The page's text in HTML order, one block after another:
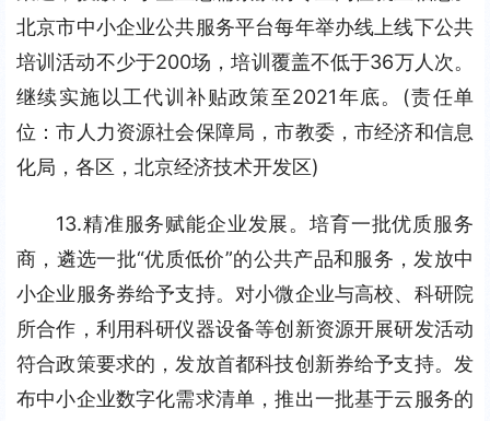
北京市中小企业公共服务平台每年举办线上线下公共
培训活动不少于200场，培训覆盖不低于36万人次。
继续实施以工代训补贴政策至2021年底。(责任单
位：市人力资源社会保障局，市教委，市经济和信息
化局，各区，北京经济技术开发区)
13.精准服务赋能企业发展。培育一批优质服务
商，遴选一批“优质低价”的公共产品和服务，发放中
小企业服务券给予支持。对小微企业与高校、科研院
所合作，利用科研仪器设备等创新资源开展研发活动
符合政策要求的，发放首都科技创新券给予支持。发
布中小企业数字化需求清单，推出一批基于云服务的